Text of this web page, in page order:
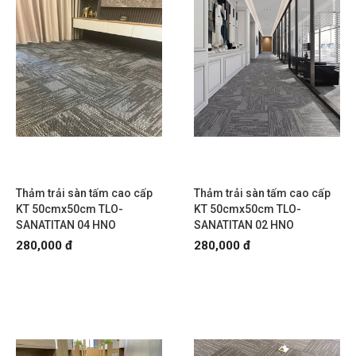
Thảm trải sàn tấm cao cấp
KT 50cmx50cm TLO-
SANATITAN 04 HNO
280,000 đ
Thảm trải sàn tấm cao cấp
KT 50cmx50cm TLO-
SANATITAN 02 HNO
280,000 đ